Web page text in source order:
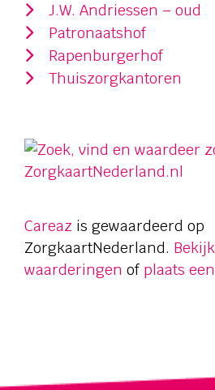
J.W. Andriessen – oud
Patronaatshof
Rapenburgerhof
Thuiszorgkantoren
Careaz is gewaardeerd op
ZorgkaartNederland.
waarderingen of plaats